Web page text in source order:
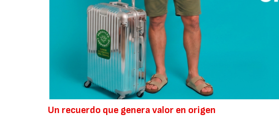
Un recuerdo que genera valor en origen